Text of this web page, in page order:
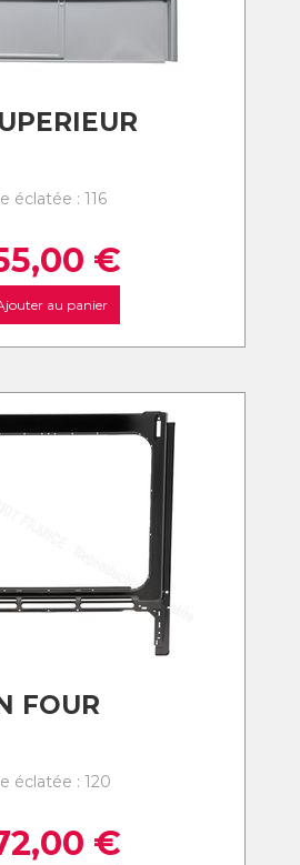
éclatée : 116
€
au panier
FOUR
éclatée : 120
€